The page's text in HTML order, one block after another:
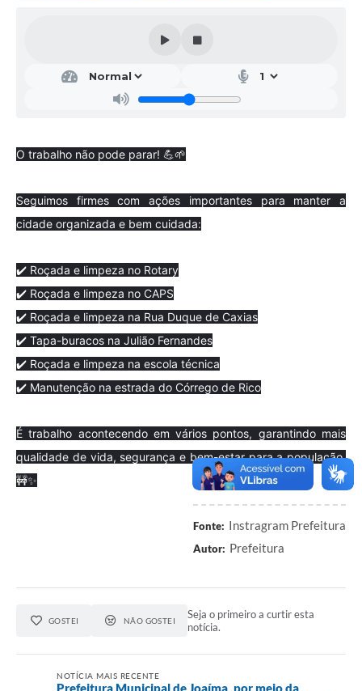
O trabalho não pode parar! 💪🌱
Seguimos firmes com ações importantes para manter a
cidade organizada e bem cuidada:
✔️ Roçada e limpeza no Rotary
✔️ Roçada e limpeza no CAPS
✔️ Roçada e limpeza na Rua Duque de Caxias
✔️ Tapa-buracos na Julião Fernandes
✔️ Roçada e limpeza na escola técnica
✔️ Manutenção na estrada do Córrego de Rico
É trabalho acontecendo em vários pontos, garantindo mais
qualidade de vida, segurança e bem-estar para a população.
🚧✨
Fonte: Instragram Prefeitura
Autor: Prefeitura
GOSTEI NÃO GOSTEI
Seja o primeiro a curtir esta
notícia.
NOTÍCIA MAIS RECENTE
Prefeitura Municipal de Joaíma, por meio da